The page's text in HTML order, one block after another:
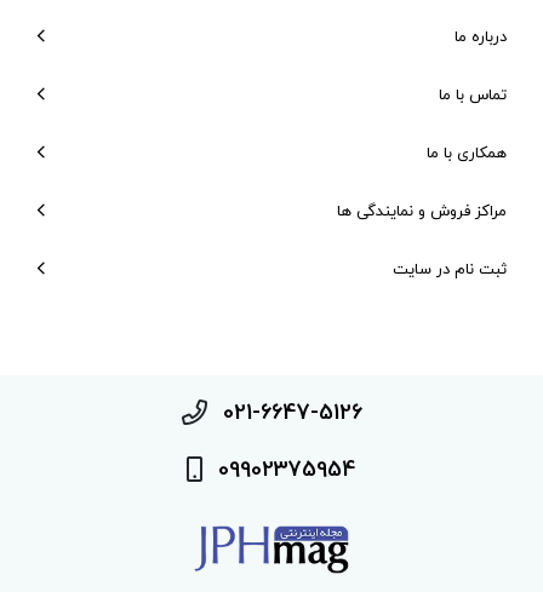
درباره ما
تماس با ما
همکاری با ما
مراکز فروش و نمایندگی ها
ثبت نام در سایت
021-6647-5126
09902375954